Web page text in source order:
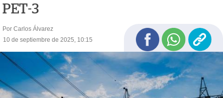
PET-3
Por Carlos Álvarez
10 de septiembre de 2025, 10:15